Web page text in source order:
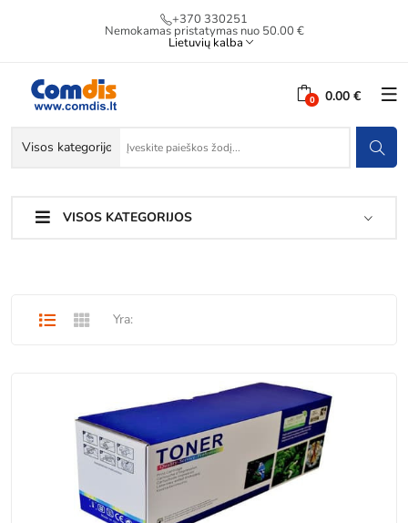
+370 330251
Nemokamas pristatymas nuo 50.00 €
Lietuvių kalba
0.00 €
VISOS KATEGORIJOS
Yra: